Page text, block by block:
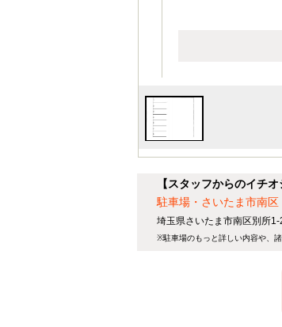
【スタッフからのイチ
駐車場・さいたま市南区
埼玉県さいたま市南区別所1-
※駐車場のもっと詳しい内容や、